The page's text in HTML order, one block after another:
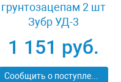
грунтозацепам 2 шт
Зубр УД-3
1 151 руб.
Сообщить о поступлении